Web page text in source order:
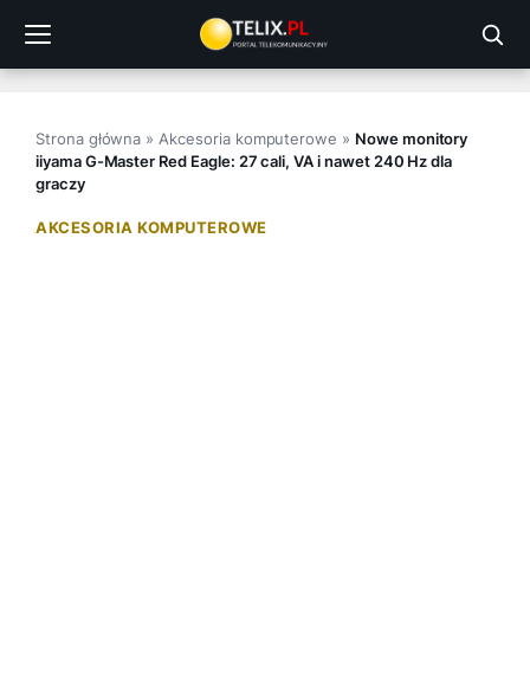
treści
Strona główna » Akcesoria komputerowe » Nowe monitory
iiyama G-Master Red Eagle: 27 cali, VA i nawet 240 Hz dla
graczy
AKCESORIA KOMPUTEROWE